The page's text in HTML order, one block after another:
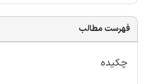
فهرست مطالب
چکیده